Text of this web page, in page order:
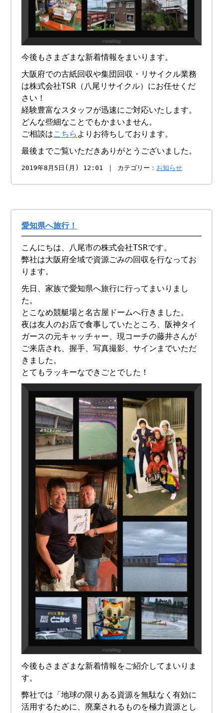
今後もさまざまな新着情報をまいります。
大阪府での古紙回収や集団回収・リサイクル業務
は株式会社TSR（八尾リサイクル）にお任せくだ
さい！
経験豊富なスタッフが迅速にご対応いたします。
どんな些細なことでもかまいません。
ご相談はこちら よりお待ちしております。
最後までご覧いただきありがとうございました。
2019年8月5日(月) 12:01 ｜ カテゴリー： お知らせ
愛知県へ旅行！
こんにちは、八尾市の株式会社TSRです。
弊社は大阪府全域で資源ごみの回収を行なってお
ります。
先日、家族で愛知県へ旅行に行ってまいりまし
た。
とこなめ競艇場と名古屋ドームへ行きました。
夜は友人のお店で食事していたところ、阪神タイ
ガースの元キャッチャー、現コーチの藤井さんが
ご来店され、握手、写真撮影、サインまでいただ
きました。
とてもラッキーなできごとでした！
今後もさまざまな新着情報をご紹介してまいりま
す。
弊社では「地球の限りある資源を無駄なく有効に
活用するために、廃棄されるものを極力資源とし